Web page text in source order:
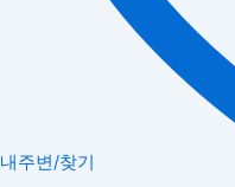
내주변/찾기